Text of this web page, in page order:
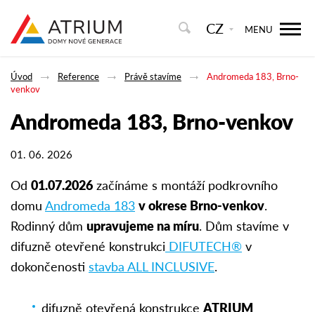
CZ MENU
Úvod Reference Právě stavíme
Andromeda 183, Brno-
venkov
Andromeda 183, Brno-venkov
01. 06. 2026
Od 01.07.2026 začínáme s montáží podkrovního
domu Andromeda 183 v okrese Brno-venkov.
Rodinný dům upravujeme na míru. Dům stavíme v
difuzně otevřené konstrukci DIFUTECH® v
dokončenosti stavba ALL INCLUSIVE.
difuzně otevřená konstrukce ATRIUM